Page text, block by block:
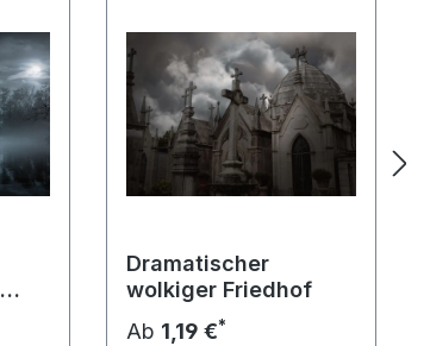
Dramatischer
wolkiger Friedhof
Ab 1,19 €*